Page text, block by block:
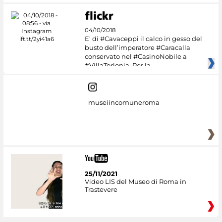
04/10/2018
E' di #Cavaceppi il calco in gesso del
busto dell’imperatore #Caracalla
conservato nel #CasinoNobile a
#VillaTorlonia. Per la
museiincomuneroma
25/11/2021
Video LIS del Museo di Roma in
Trastevere